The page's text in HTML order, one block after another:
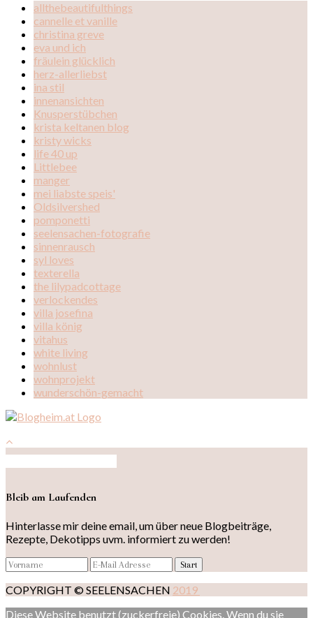
allthebeautifulthings
cannelle et vanille
christina greve
eva und ich
fräulein glücklich
herz-allerliebst
ina stil
innenansichten
Knusperstübchen
krista keltanen blog
kristy wicks
life 40 up
Littlebee
manger
mei liabste speis'
Oldsilvershed
pomponetti
seelensachen-fotografie
sinnenrausch
syl loves
texterella
the lilypadcottage
verlockendes
villa josefina
villa könig
vitahus
white living
wohnlust
wohnprojekt
wunderschön-gemacht
Bleib am Laufenden
Hinterlasse mir deine email, um über neue Blogbeiträge,
Rezepte, Dekotipps uvm. informiert zu werden!
COPYRIGHT © SEELENSACHEN 2019
Diese Website benutzt (zuckerfreie) Cookies. Wenn du sie